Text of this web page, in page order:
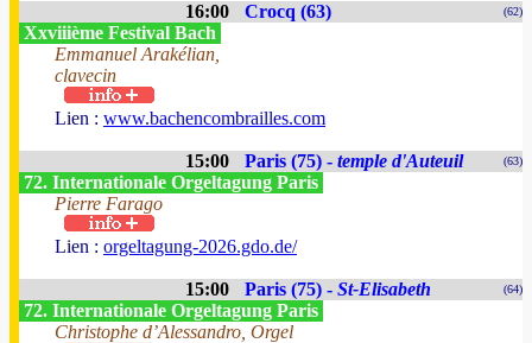
16:00 Crocq (63) (62)
Xxviiième Festival Bach
Emmanuel Arakélian,
clavecin
Lien : www.bachencombrailles.com
15:00 Paris (75) - temple d'Auteuil (63)
72. Internationale Orgeltagung Paris
Pierre Farago
Lien : orgeltagung-2026.gdo.de/
15:00 Paris (75) - St-Elisabeth (64)
72. Internationale Orgeltagung Paris
Christophe d’Alessandro, Orgel